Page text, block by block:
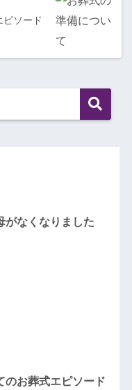
ソード
がなくなりました
のお葬式エピソード